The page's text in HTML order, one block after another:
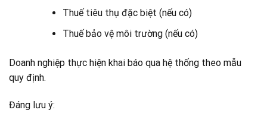
Thuế tiêu thụ đặc biệt (nếu có)
Thuế bảo vệ môi trường (nếu có)
Doanh nghiệp thực hiện khai báo qua hệ thống theo mẫu
quy định.
Đáng lưu ý: